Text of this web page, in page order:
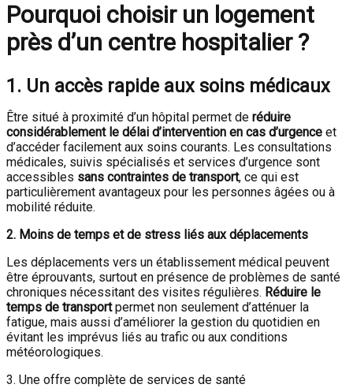
Pourquoi choisir un logement
près d’un centre hospitalier ?
1. Un accès rapide aux soins médicaux
Être situé à proximité d’un hôpital permet de réduire
considérablement le délai d’intervention en cas d’urgence et
d’accéder facilement aux soins courants. Les consultations
médicales, suivis spécialisés et services d’urgence sont
accessibles sans contraintes de transport, ce qui est
particulièrement avantageux pour les personnes âgées ou à
mobilité réduite.
2. Moins de temps et de stress liés aux déplacements
Les déplacements vers un établissement médical peuvent
être éprouvants, surtout en présence de problèmes de santé
chroniques nécessitant des visites régulières. Réduire le
temps de transportpermet non seulement d’atténuer la
fatigue, mais aussi d’améliorer la gestion du quotidien en
évitant les imprévus liés au trafic ou aux conditions
météorologiques.
3. Une offre complète de services de santé